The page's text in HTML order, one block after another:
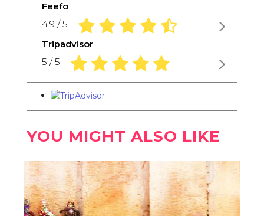
Feefo
4.9 / 5 4,9 rating based on 1.234 ratings
Tripadvisor
5 / 5 5,0 rating based on 1.234 ratings
YOU MIGHT ALSO LIKE